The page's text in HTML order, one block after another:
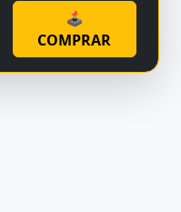
🕹
COMPRAR